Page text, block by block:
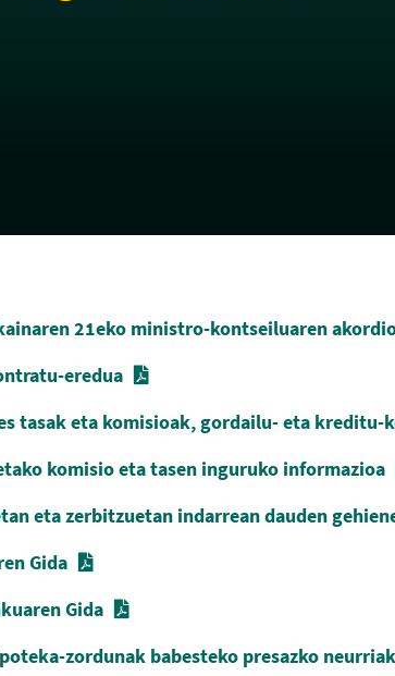
21eko ministro-kontseiluaren
eredua
tasak eta komisioak, gordailu- eta kreditu-
komisio eta tasen inguruko informazioa
eta zerbitzuetan indarrean dauden
Gida
Gida
zordunak babesteko presazko neurriak